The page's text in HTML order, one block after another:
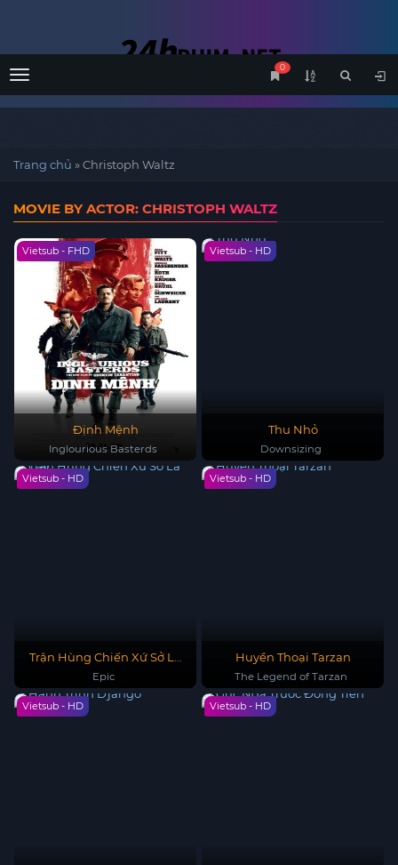
Menu
0
Trang chủ »Christoph Waltz
MOVIE BY ACTOR: CHRISTOPH WALTZ
Vietsub - FHD
Định Mệnh
Inglourious Basterds
Vietsub - HD
Thu Nhỏ
Downsizing
Vietsub - HD
Trận Hùng Chiến Xứ Sở Lá
Cây
Epic
Vietsub - HD
Huyền Thoại Tarzan
The Legend of Tarzan
Vietsub - HD Vietsub - HD